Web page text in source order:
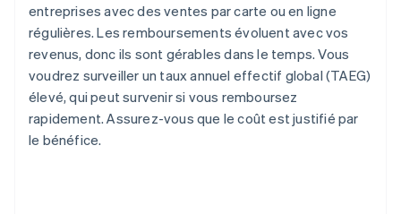
entreprises avec des ventes par carte ou en ligne
régulières. Les remboursements évoluent avec vos
revenus, donc ils sont gérables dans le temps. Vous
voudrez surveiller un taux annuel effectif global (TAEG)
élevé, qui peut survenir si vous remboursez
rapidement. Assurez-vous que le coût est justifié par
le bénéfice.